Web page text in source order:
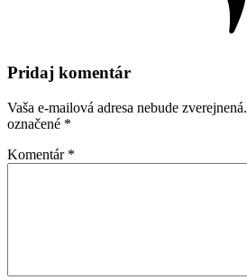
Pridaj komentár
Vaša e-mailová adresa nebude zverejnená.
označené *
Komentár *